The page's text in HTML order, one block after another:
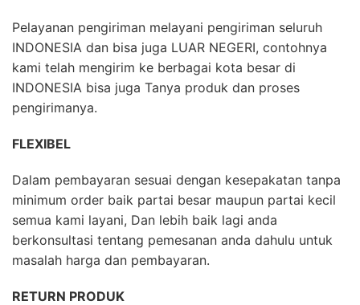
Pelayanan pengiriman melayani pengiriman seluruh
INDONESIA dan bisa juga LUAR NEGERI, contohnya
kami telah mengirim ke berbagai kota besar di
INDONESIA bisa juga Tanya produk dan proses
pengirimanya.
FLEXIBEL
Dalam pembayaran sesuai dengan kesepakatan tanpa
minimum order baik partai besar maupun partai kecil
semua kami layani, Dan lebih baik lagi anda
berkonsultasi tentang pemesanan anda dahulu untuk
masalah harga dan pembayaran.
RETURN PRODUK